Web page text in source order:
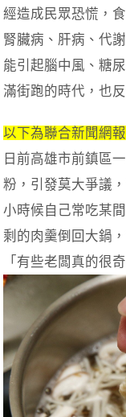
經造成民眾恐慌，
腎臟病、肝病、代
能引起腦中風、糖
滿街跑的時代，也
以下為聯合新聞網報
日前高雄市前鎮區
粉，引發莫大爭議
小時候自己常吃某
剩的肉羹倒回大鍋
「有些老闆真的很